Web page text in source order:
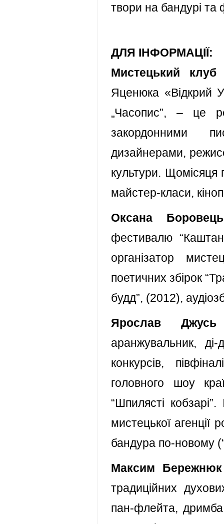
твори на бандурі та
ДЛЯ ІНФОРМАЦІЇ:
Мистецький клуб
Яценюка «Відкрий
„Часопис”, – це
закордонними
дизайнерами,
культури. Щомісяця
майстер-класи,
Оксана Боровець
фестивалю
організатор
поетичних збірок
будд”, (2012),
Ярослав Джусь
аранжувальник,
конкурсів,
головного шоу
“Шпилясті кобзарі”.
мистецької агенції
бандура по-новому
Максим Бережнюк
традиційних
пан-флейта,